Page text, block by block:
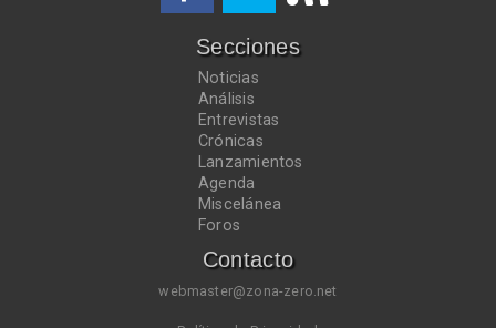
Secciones
Noticias
Análisis
Entrevistas
Crónicas
Lanzamientos
Agenda
Miscelánea
Foros
Contacto
webmaster@zona-zero.net